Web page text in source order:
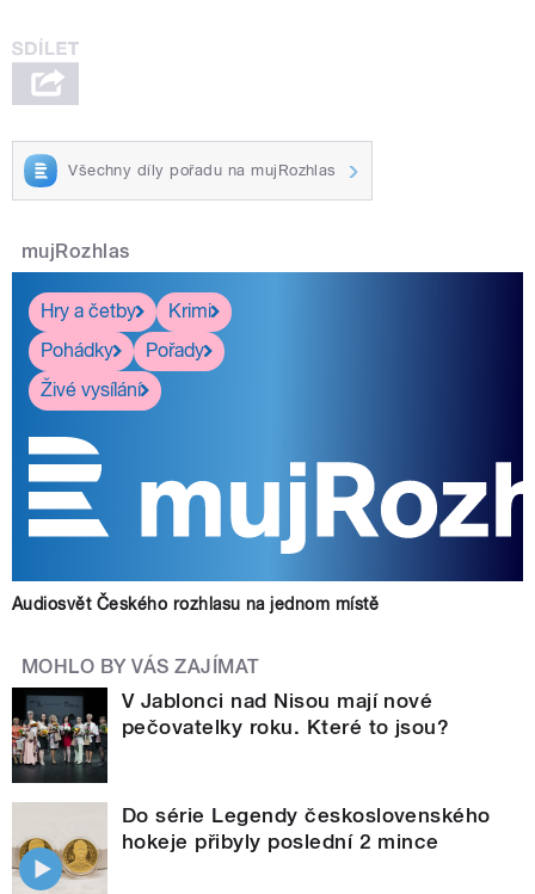
Všechny díly pořadu na mujRozhlas
mujRozhlas
Hry a četby
Krimi
Pohádky
Pořady
Živé vysílání
Audiosvět Českého rozhlasu na jednom místě
MOHLO BY VÁS ZAJÍMAT
V Jablonci nad Nisou mají nové
pečovatelky roku. Které to jsou?
Do série Legendy československého
hokeje přibyly poslední 2 mince